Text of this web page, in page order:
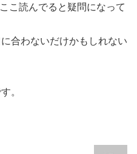
こ読んでると疑問になって
合わないだけかもしれない
。